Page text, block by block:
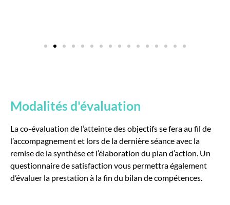
Modalités d'évaluation
La co-évaluation de l’atteinte des objectifs se fera au fil de
l’accompagnement et lors de la dernière séance avec la
remise de la synthèse et l’élaboration du plan d’action. Un
questionnaire de satisfaction vous permettra également
d’évaluer la prestation à la fin du bilan de compétences.